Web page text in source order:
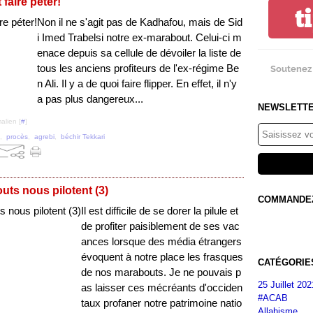
Non il ne s'agit pas de Kadhafou, mais de Sid
i Imed Trabelsi notre ex-marabout. Celui-ci m
enace depuis sa cellule de dévoiler la liste de
tous les anciens profiteurs de l'ex-régime Be
n Ali. Il y a de quoi faire flipper. En effet, il n'y
a pas plus dangereux...
[#]
procès agrebi béchir Tekkari
nous pilotent (3)
Il est difficile de se dorer la pilule et
de profiter paisiblement de ses vac
ances lorsque des média étrangers
évoquent à notre place les frasques
de nos marabouts. Je ne pouvais p
as laisser ces mécréants d'occiden
taux profaner notre patrimoine natio
25 Juillet
#ACAB